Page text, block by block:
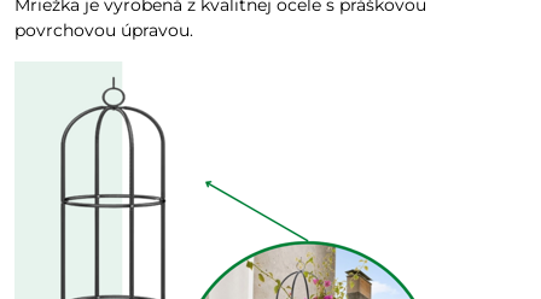
povrchovou úpravou.